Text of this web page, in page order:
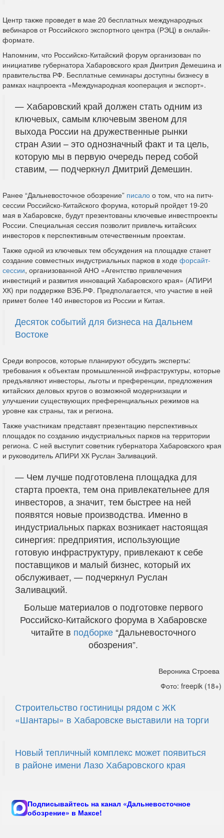
Центр также проведет в мае 20 бесплатных международных
вебинаров от Российского экспортного центра (РЭЦ) в онлайн-
формате.
Напомним, что Российско-Китайский форум организован по
инициативе губернатора Хабаровского края Дмитрия Демешина и
правительства РФ. Бесплатные семинары доступны бизнесу в
рамках нацпроекта «Международная кооперация и экспорт».
— Хабаровский край должен стать одним из
ключевых, самым ключевым звеном для
выхода России на дружественные рынки
стран Азии – это однозначный факт и та цель,
которую мы в первую очередь перед собой
ставим, — подчеркнул Дмитрий Демешин.
Ранее “Дальневосточное обозрение” писало о том, что на питч-
сессии Российско-Китайского форума, который пройдет 19-20
мая в Хабаровске, будут презентованы ключевые инвестпроекты
России. Специальная сессия позволит привлечь китайских
инвесторов к перспективным отечественным проектам.
Также одной из ключевых тем обсуждения на площадке станет
создание совместных индустриальных парков в ходе форсайт-
сессии, организованной АНО «Агентство привлечения
инвестиций и развития инноваций Хабаровского края» (АПИРИ
ХК) при поддержке ВЭБ.РФ. Предполагается, что участие в ней
примет более 140 инвесторов из России и Китая.
Десяток событий для бизнеса на Дальнем
Востоке
Среди вопросов, которые планируют обсудить эксперты:
требования к объектам промышленной инфраструктуры, которые
предъявляют инвесторы, льготы и преференции, предложения
китайских деловых кругов о возможной модернизации и
улучшении существующих преференциальных режимов на
уровне как страны, так и региона.
Также участникам представят презентацию перспективных
площадок по созданию индустриальных парков на территории
региона. С ней выступит советник губернатора Хабаровского края
и руководитель АПИРИ ХК Руслан Заливацкий.
— Чем лучше подготовлена площадка для
старта проекта, тем она привлекательнее для
инвесторов, а значит, тем быстрее на ней
появятся новые производства. Именно в
индустриальных парках возникает настоящая
синергия: предприятия, использующие
готовую инфраструктуру, привлекают к себе
поставщиков и малый бизнес, который их
обслуживает, — подчеркнул Руслан
Заливацкий.
Больше материалов о подготовке первого
Российско-Китайского форума в Хабаровске
читайте в подборке“Дальневосточного
обозрения”.
Вероника Строева
Фото: freepik (18+)
Строительство гостиницы рядом с ЖК
«Шантары» в Хабаровске выставили на торги
Новый тепличный комплекс может появиться
в районе имени Лазо Хабаровского края
Подписывайтесь на канал «Дальневосточное
обозрение» в Максе!